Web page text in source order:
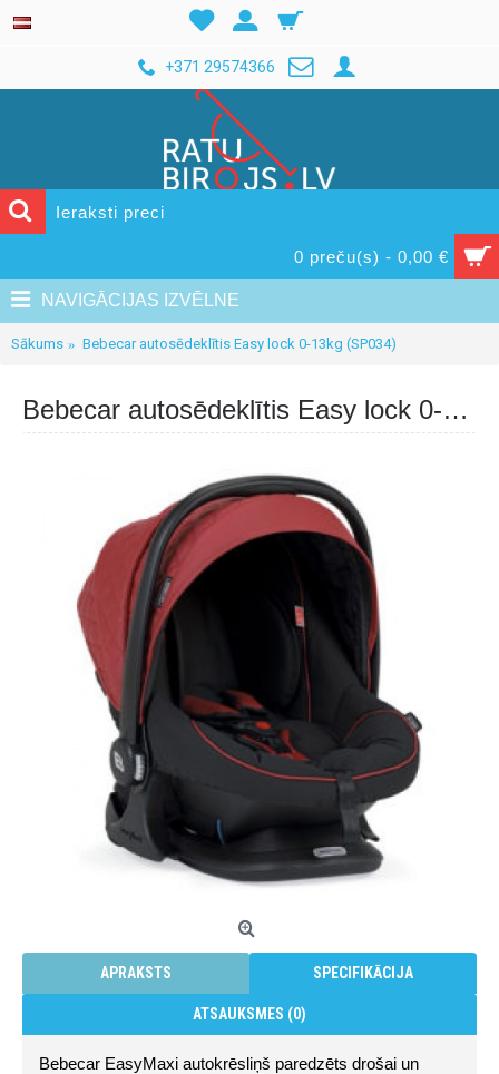
+371 29574366
0 preču(s) - 0,00 €
NAVIGĀCIJAS IZVĒLNE
Sākums Bebecar autosēdeklītis Easy lock 0-13kg (SP034)
Bebecar autosēdeklītis Easy lock 0-13kg (SP034)
APRAKSTS SPECIFIKĀCIJA
ATSAUKSMES (0)
Bebecar EasyMaxi autokrēsliņš paredzēts drošai un